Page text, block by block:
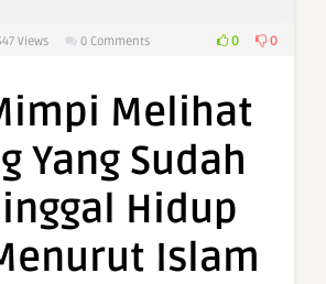
Views 0 Comments 0 0
Melihat
Yang Sudah
Hidup
Islam